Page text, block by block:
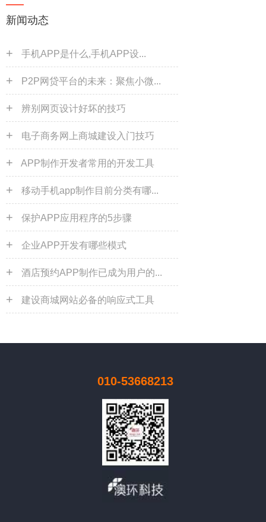
新闻动态
+ 手机APP是什么,手机APP设...
+ P2P网贷平台的未来：聚焦小微...
+ 辨别网页设计好坏的技巧
+ 电子商务网上商城建设入门技巧
+ APP制作开发者常用的开发工具
+ 移动手机app制作目前分类有哪...
+ 保护APP应用程序的5步骤
+ 企业APP开发有哪些模式
+ 酒店预约APP制作已成为用户的...
+ 建设商城网站必备的响应式工具
010-53668213